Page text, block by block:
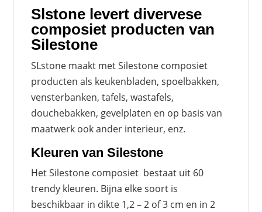
Slstone levert divervese
composiet producten van
Silestone
SLstone maakt met Silestone composiet
producten als keukenbladen, spoelbakken,
vensterbanken, tafels, wastafels,
douchebakken, gevelplaten en op basis van
maatwerk ook ander interieur, enz.
Kleuren van Silestone
Het Silestone composiet bestaat uit 60
trendy kleuren. Bijna elke soort is
beschikbaar in dikte 1,2 – 2 of 3 cm en in 2